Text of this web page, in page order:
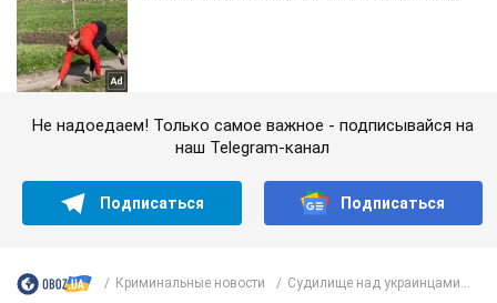
Не надоедаем! Только самое важное - подписывайся на
наш Telegram-канал
Подписаться Подписаться
Криминальные новости Судилище над украинцами...